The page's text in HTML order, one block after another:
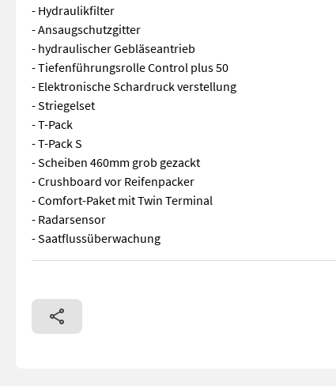
- Hydraulikfilter
- Ansaugschutzgitter
- hydraulischer Gebläseantrieb
- Tiefenführungsrolle Control plus 50
- Elektronische Schardruck verstellung
- Striegelset
- T-Pack
- T-Pack S
- Scheiben 460mm grob gezackt
- Crushboard vor Reifenpacker
- Comfort-Paket mit Twin Terminal
- Radarsensor
- Saatflussüberwachung
- Anhängesäkombination - Einkammerbehälter 3600l -